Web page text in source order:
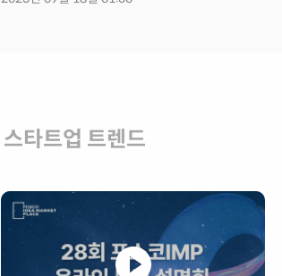
스타트업 트렌드